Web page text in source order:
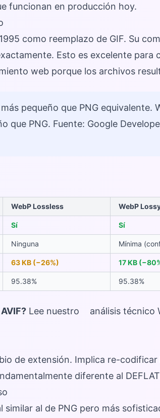
funcionan en producción hoy.
como reemplazo de GIF. Su
Esto es excelente para
web porque los archivos
pequeño que PNG equivalente.
que PNG. Fuente: Google
WebP Lossless WebP
Sí Sí
Ninguna Mínima
63 KB (−26%) 17 KB
95.38% 95.38%
Lee nuestro
análisis técnico
de extensión. Implica re-
diferente al
al de PNG pero más